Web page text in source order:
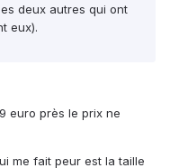
deux autres qui ont
eux).
euro près le prix ne
me fait peur est la taille